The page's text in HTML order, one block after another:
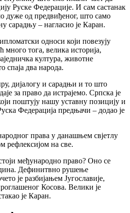
Руске Федерације. И сам састанак
дуже од предвиђеног, што само
сарадњу – нагласио је Каран.
односи који повезују
много тога, велика историја,
култура, животне
спаја два народа.
дијалогу и сарадњи и то што
за право да истрајемо. Српска је
поштују нашу уставну позицију и
Федерација предњачи – додао је
права у данашњем свјетлу
рефлексијом на све.
међународно право? Оно се
Дефинитвно рушење
је разбијањем Југославије,
Косова. Велики је
је Каран.